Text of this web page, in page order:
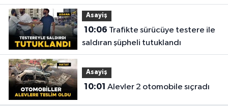
Asayiş
10:06
saldıran şüpheli tutuklandı
Asayiş
10:01 Alevler 2 otomobile sıçradı